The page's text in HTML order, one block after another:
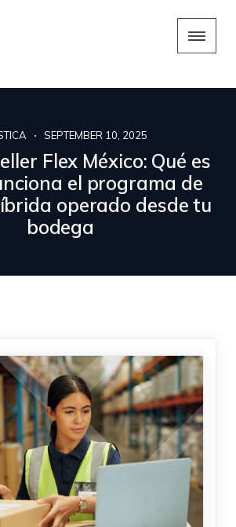
SEPTEMBER 10, 2025
Flex México: Qué es
el programa de
operado desde tu
bodega